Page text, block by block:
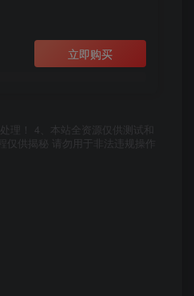
立即购买
！ 4、本站全资源仅供测试和
供揭秘 请勿用于非法违规操作